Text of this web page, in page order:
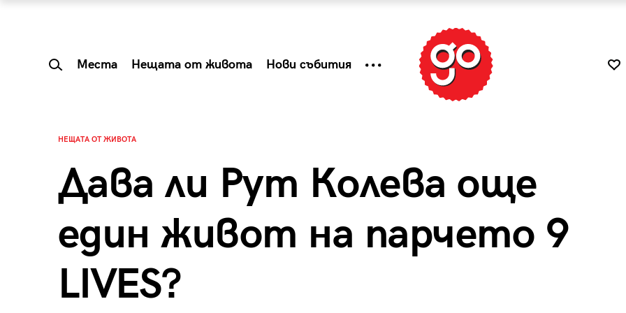
Места Нещата от живота Нови събития
НЕЩАТА ОТ ЖИВОТА
Дава ли Рут Колева още
един живот на парчето 9
LIVES?Summer Prelude: как